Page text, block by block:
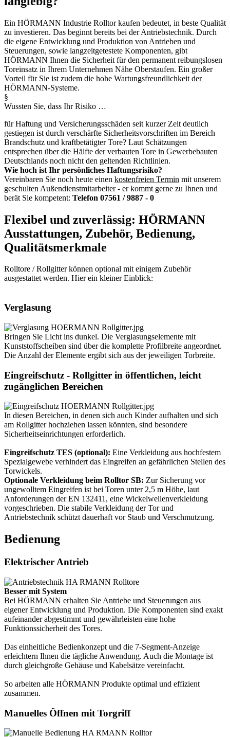
Ein HÖRMANN Industrie Rolltor kaufen bedeutet, in beste Qualität
zu investieren. Das beginnt bereits bei der Antriebstechnik. Durch
die eigene Entwicklung und Produktion von Antrieben und
Steuerungen, sowie langzeitgetestete Komponenten, gibt
HÖRMANN Ihnen die Sicherheit für den permanent reibungslosen
Toreinsatz in Ihrem Unternehmen Nähe Oberstaufen. Ein großer
Vorteil für Sie ist zudem die hohe Wartungsfreundlichkeit der
HÖRMANN-Systeme.
§
Wussten Sie, dass Ihr Risiko …
für Haftung und Versicherungsschäden seit kurzer Zeit deutlich
gestiegen ist durch verschärfte Sicherheitsvorschriften im Bereich
Brandschutz und kraftbetätigter Tore? Laut Schätzungen
entsprechen über die Hälfte der verbauten Tore in Gewerbebauten
Deutschlands noch nicht den geltenden Richtlinien.
Wie hoch ist Ihr persönliches Haftungsrisiko?
Vereinbaren Sie noch heute einen kostenfreien Termin mit unserem
geschulten Außendienstmitarbeiter - er kommt gerne zu Ihnen und
berät Sie kompetent: Telefon 07561 / 9887 - 0
Flexibel und zuverlässig: HÖRMANN
Ausstattungen, Zubehör, Bedienung,
Qualitätsmerkmale
Rolltore / Rollgitter können optional mit einigem Zubehör
ausgestattet werden. Hier ein kleiner Einblick:
Verglasung
Bringen Sie Licht ins dunkel. Die Verglasungselemente mit
Kunststoffscheiben sind über die komplette Profilbreite angeordnet.
Die Anzahl der Elemente ergibt sich aus der jeweiligen Torbreite.
Eingreifschutz - Rollgitter in öffentlichen, leicht
zugänglichen Bereichen
In diesen Bereichen, in denen sich auch Kinder aufhalten und sich
am Rollgitter hochziehen lassen könnten, sind besondere
Sicherheitseinrichtungen erforderlich.
Eingreifschutz TES (optional): Eine Verkleidung aus hochfestem
Spezialgewebe verhindert das Eingreifen an gefährlichen Stellen des
Torwickels.
Optionale Verkleidung beim Rolltor SB: Zur Sicherung vor
ungewolltem Eingreifen ist bei Toren unter 2,5 m Höhe, laut
Anforderungen der EN 132411, eine Wickelwellenverkleidung
vorgeschrieben. Die stabile Verkleidung der Tor und
Antriebstechnik schützt dauerhaft vor Staub und Verschmutzung.
Bedienung
Elektrischer Antrieb
Besser mit System
Bei HÖRMANN erhalten Sie Antriebe und Steuerungen aus
eigener Entwicklung und Produktion. Die Komponenten sind exakt
aufeinander abgestimmt und gewährleisten eine hohe
Funktionssicherheit des Tores.
Das einheitliche Bedienkonzept und die 7-Segment-Anzeige
erleichtern Ihnen die tägliche Anwendung. Auch die Montage ist
durch gleichgroße Gehäuse und Kabelsätze vereinfacht.
So arbeiten alle HÖRMANN Produkte optimal und effizient
zusammen.
Manuelles Öffnen mit Torgriff